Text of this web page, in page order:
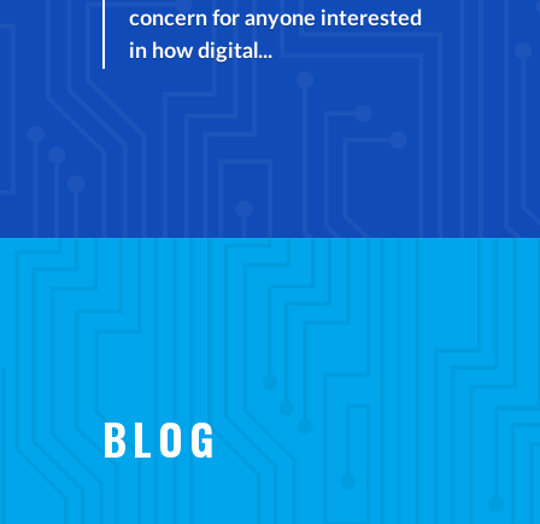
concern for anyone interested
in how digital...
BLOG